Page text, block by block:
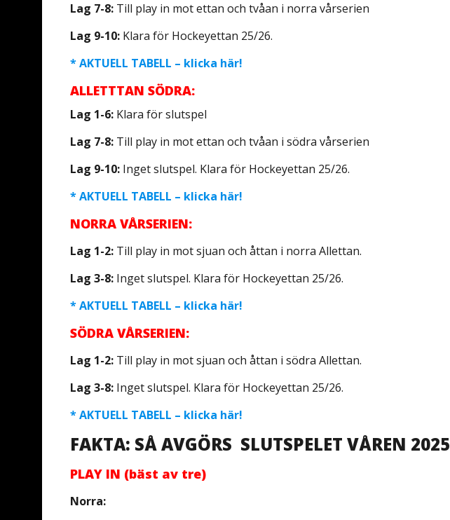
Lag 7-8: Till play in mot ettan och tvåan i norra vårserien
Lag 9-10: Klara för Hockeyettan 25/26.
* AKTUELL TABELL – klicka här!
ALLETTTAN SÖDRA:
Lag 1-6: Klara för slutspel
Lag 7-8: Till play in mot ettan och tvåan i södra vårserien
Lag 9-10: Inget slutspel. Klara för Hockeyettan 25/26.
* AKTUELL TABELL – klicka här!
NORRA VÅRSERIEN:
Lag 1-2: Till play in mot sjuan och åttan i norra Allettan.
Lag 3-8: Inget slutspel. Klara för Hockeyettan 25/26.
* AKTUELL TABELL – klicka här!
SÖDRA VÅRSERIEN:
Lag 1-2: Till play in mot sjuan och åttan i södra Allettan.
Lag 3-8: Inget slutspel. Klara för Hockeyettan 25/26.
* AKTUELL TABELL – klicka här!
FAKTA: SÅ AVGÖRS SLUTSPELET VÅREN 2025
PLAY IN (bäst av tre)
Norra: